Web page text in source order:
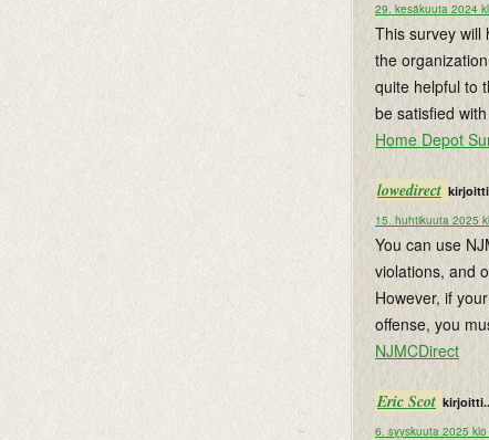
29. kesäkuuta 2024
This survey will
the
quite helpful to
be satisfied
Home Depot
lowedirect
15. huhtikuuta 2025
You can use
violations, and
However, if
offense, you
NJMCDirect
Eric Scot
6. syyskuuta 2025